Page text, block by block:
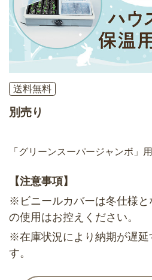
送料無料
別売り
「グリーンスーパージャンボ」
【注意事項】
※ビニールカバーは冬仕様と
の使用はお控えください。
※在庫状況により納期が遅延
す。